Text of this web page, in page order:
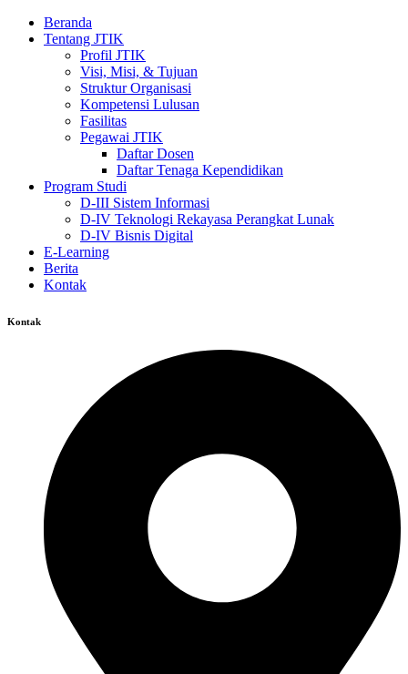
Beranda
Tentang JTIK
Profil JTIK
Visi, Misi, & Tujuan
Struktur Organisasi
Kompetensi Lulusan
Fasilitas
Pegawai JTIK
Daftar Dosen
Daftar Tenaga Kependidikan
Program Studi
D-III Sistem Informasi
D-IV Teknologi Rekayasa Perangkat Lunak
D-IV Bisnis Digital
E-Learning
Berita
Kontak
Kontak